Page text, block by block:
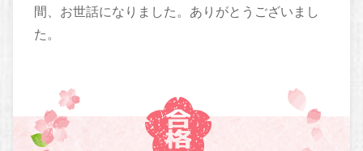
間、お世話になりました。ありがとうございまし
た。